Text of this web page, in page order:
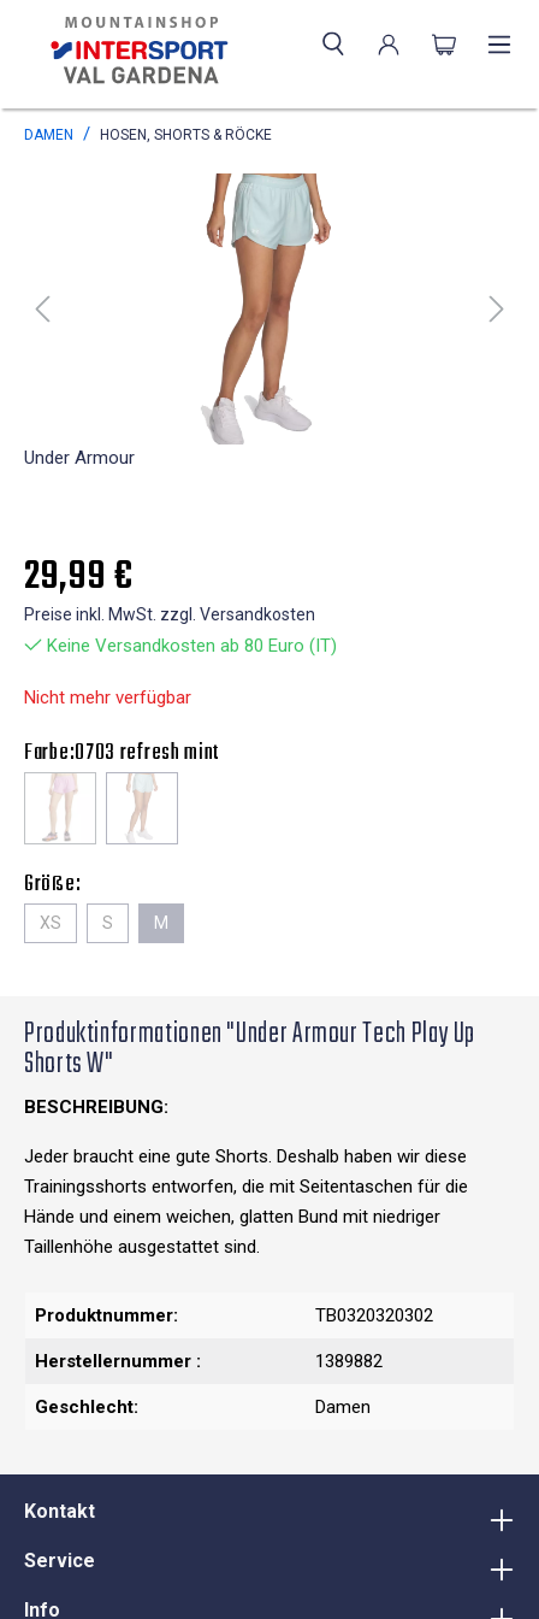
DAMEN HOSEN, SHORTS & RÖCKE
Under Armour
29,99 €
Preise inkl. MwSt. zzgl. Versandkosten
Keine Versandkosten ab 80 Euro (IT)
Nicht mehr verfügbar
Farbe:0703 refresh mint
Größe:
XS S M
Produktinformationen "Under Armour Tech Play Up
Shorts W"
BESCHREIBUNG:
Jeder braucht eine gute Shorts. Deshalb haben wir diese
Trainingsshorts entworfen, die mit Seitentaschen für die
Hände und einem weichen, glatten Bund mit niedriger
Taillenhöhe ausgestattet sind.
Produktnummer: TB0320320302
Herstellernummer : 1389882
Geschlecht: Damen
Kontakt
Service
Info